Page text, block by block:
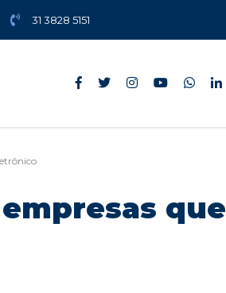
31 3828 5151
que